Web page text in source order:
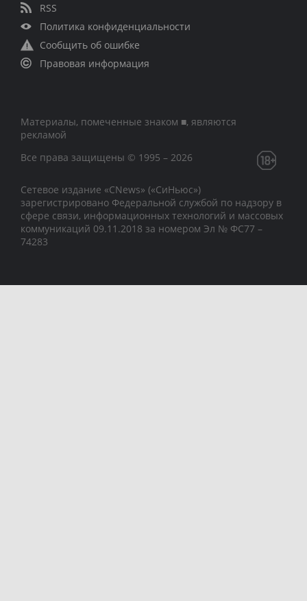
RSS
Политика конфиденциальности
Сообщить об ошибке
Правовая информация
Материалы, помеченные знаком ■, являются
рекламой
Все права защищены © 1995 – 2026
Сетевое издание «CNews» («СиНьюс»)
зарегистрировано Федеральной службой по надзору в
сфере связи, информационных технологий и массовых
коммуникаций 09.11.2018 за номером Эл № ФС77 –
74283